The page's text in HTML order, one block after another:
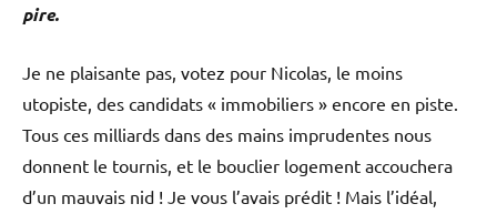
pire.
Je ne plaisante pas, votez pour Nicolas, le moins
utopiste, des candidats « immobiliers » encore en piste.
Tous ces milliards dans des mains imprudentes nous
donnent le tournis, et le bouclier logement accouchera
d’un mauvais nid ! Je vous l’avais prédit ! Mais l’idéal,